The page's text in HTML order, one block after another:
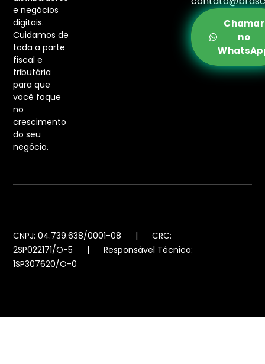
e negócios
digitais.
Cuidamos de
toda a parte
fiscal e
tributária
para que
você foque
no
crescimento
do seu
negócio.
Chamar
no
CNPJ: 04.739.638/0001-08 | CRC:
2SP022171/O-5 | Responsável Técnico:
1SP307620/O-0